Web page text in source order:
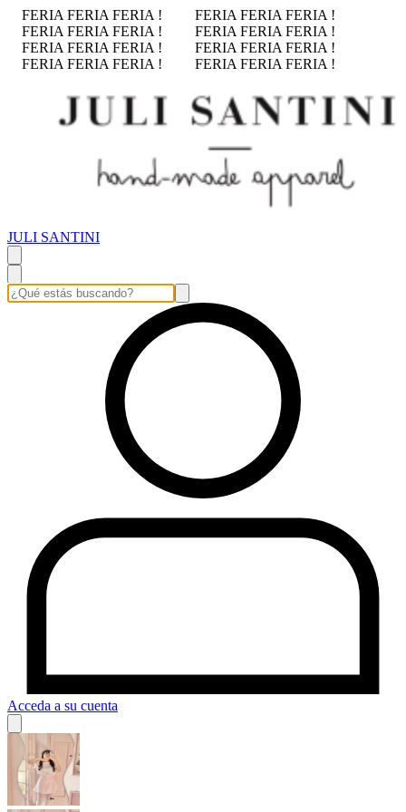
FERIA FERIA FERIA !
FERIA FERIA FERIA !
FERIA FERIA FERIA !
FERIA FERIA FERIA !
FERIA FERIA FERIA !
FERIA FERIA FERIA !
FERIA FERIA FERIA !
FERIA FERIA FERIA !
JULI SANTINI
Acceda a su cuenta